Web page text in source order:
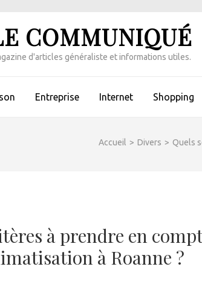
COMMUNIQUÉ
d'articles généraliste et informations utiles.
Entreprise Internet Shopping
Accueil > Divers > Quels
à prendre en
à Roanne ?